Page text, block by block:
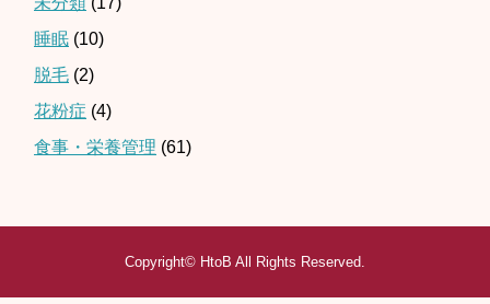
睡眠 (10)
脱毛 (2)
花粉症 (4)
食事・栄養管理 (61)
Copyright© HtoB All Rights Reserved.